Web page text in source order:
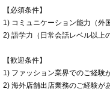
【必須条件】
1) コミュニケーション能力（
2) 語学力（日常会話レベル以上
【歓迎条件】
1) ファッション業界でのご経験
2) 海外店舗出店業務のご経験が